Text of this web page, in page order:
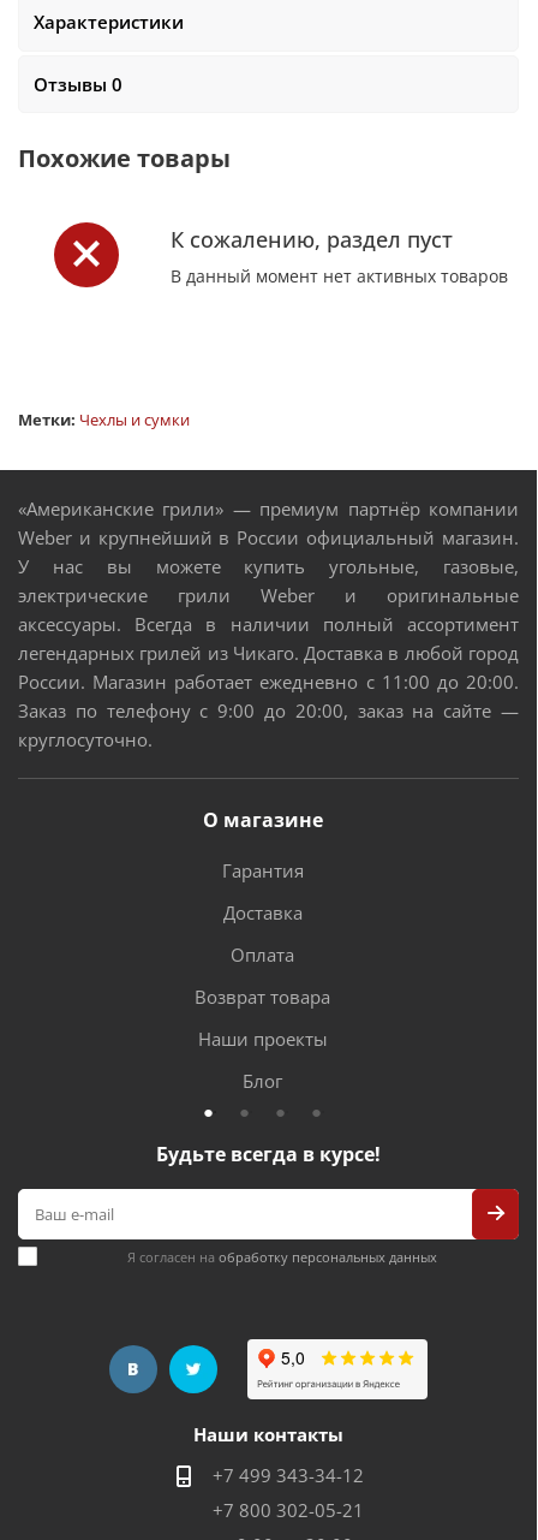
Характеристики
Отзывы 0
Похожие товары
К сожалению, раздел пуст
В данный момент нет активных товаров
Метки: Чехлы и сумки
«Американские грили» — премиум партнёр компании
Weber и крупнейший в России официальный магазин.
У нас вы можете купить угольные, газовые,
электрические грили Weber и оригинальные
аксессуары. Всегда в наличии полный ассортимент
легендарных грилей из Чикаго. Доставка в любой город
России. Магазин работает ежедневно с 11:00 до 20:00.
Заказ по телефону с 9:00 до 20:00, заказ на сайте —
круглосуточно.
О магазине
Гарантия
Доставка
Оплата
Возврат товара
Наши проекты
Блог
Будьте всегда в курсе!
Я согласен на обработку персональных данных
Наши контакты
+7 499 343-34-12
+7 800 302-05-21